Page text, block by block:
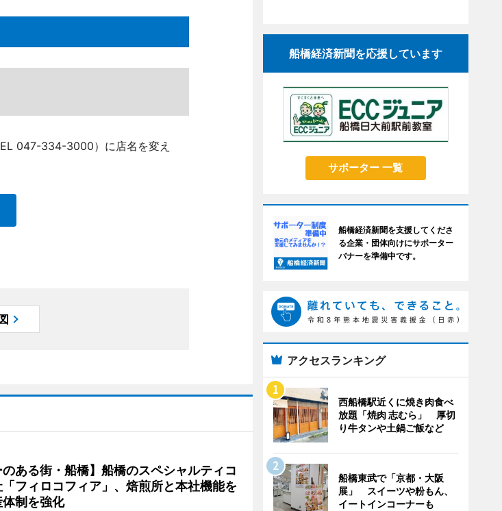
047-334-3000）に店名を変え
のある街・船橋】船橋のスペシャルティコ
フィロコフィア」、焙煎所と本社機能を
制を強化
船橋経済新聞を応援しています
サポーター 一覧
船橋経済新聞を支援してくださ
る企業・団体向けにサポーター
バナーを準備中です。
アクセスランキング
西船橋駅近くに焼き肉食べ
放題「焼肉 志むら」 厚切
り牛タンや土鍋ご飯など
船橋東武で「京都・大阪
展」 スイーツや粉もん、
イートインコーナーも